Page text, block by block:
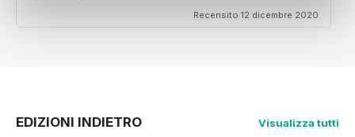
Recensito 12 dicembre 2020
EDIZIONI INDIETRO Visualizza tutti